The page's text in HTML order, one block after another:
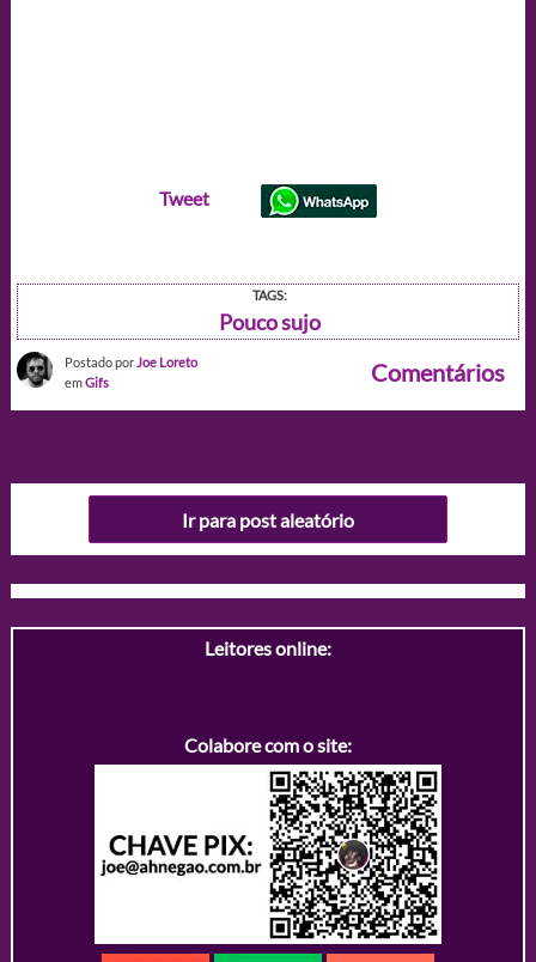
Tweet
TAGS:
Pouco sujo
Postado por Joe Loreto
emGifs Comentários
Ir para post aleatório
Leitores online:
Colabore com o site: